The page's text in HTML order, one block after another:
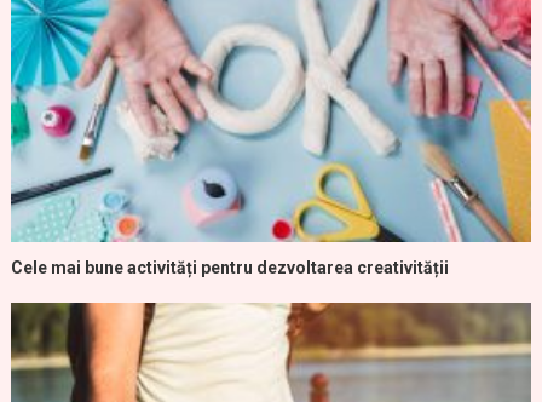
Cele mai bune activități pentru dezvoltarea creativității